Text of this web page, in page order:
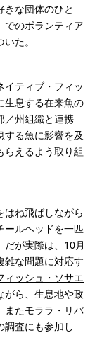
きな団体のひと
でのボランティア
た。
イティブ・フィッ
生息する在来魚の
／州組織と連携
する魚に影響を及
えるよう取り組
はね飛ばしながら
ールヘッドを一匹
が実際は、10月
雑な問題に対応す
ィッシュ・ソサエ
がら、生息地や政
またモララ・リバ
調査にも参加し